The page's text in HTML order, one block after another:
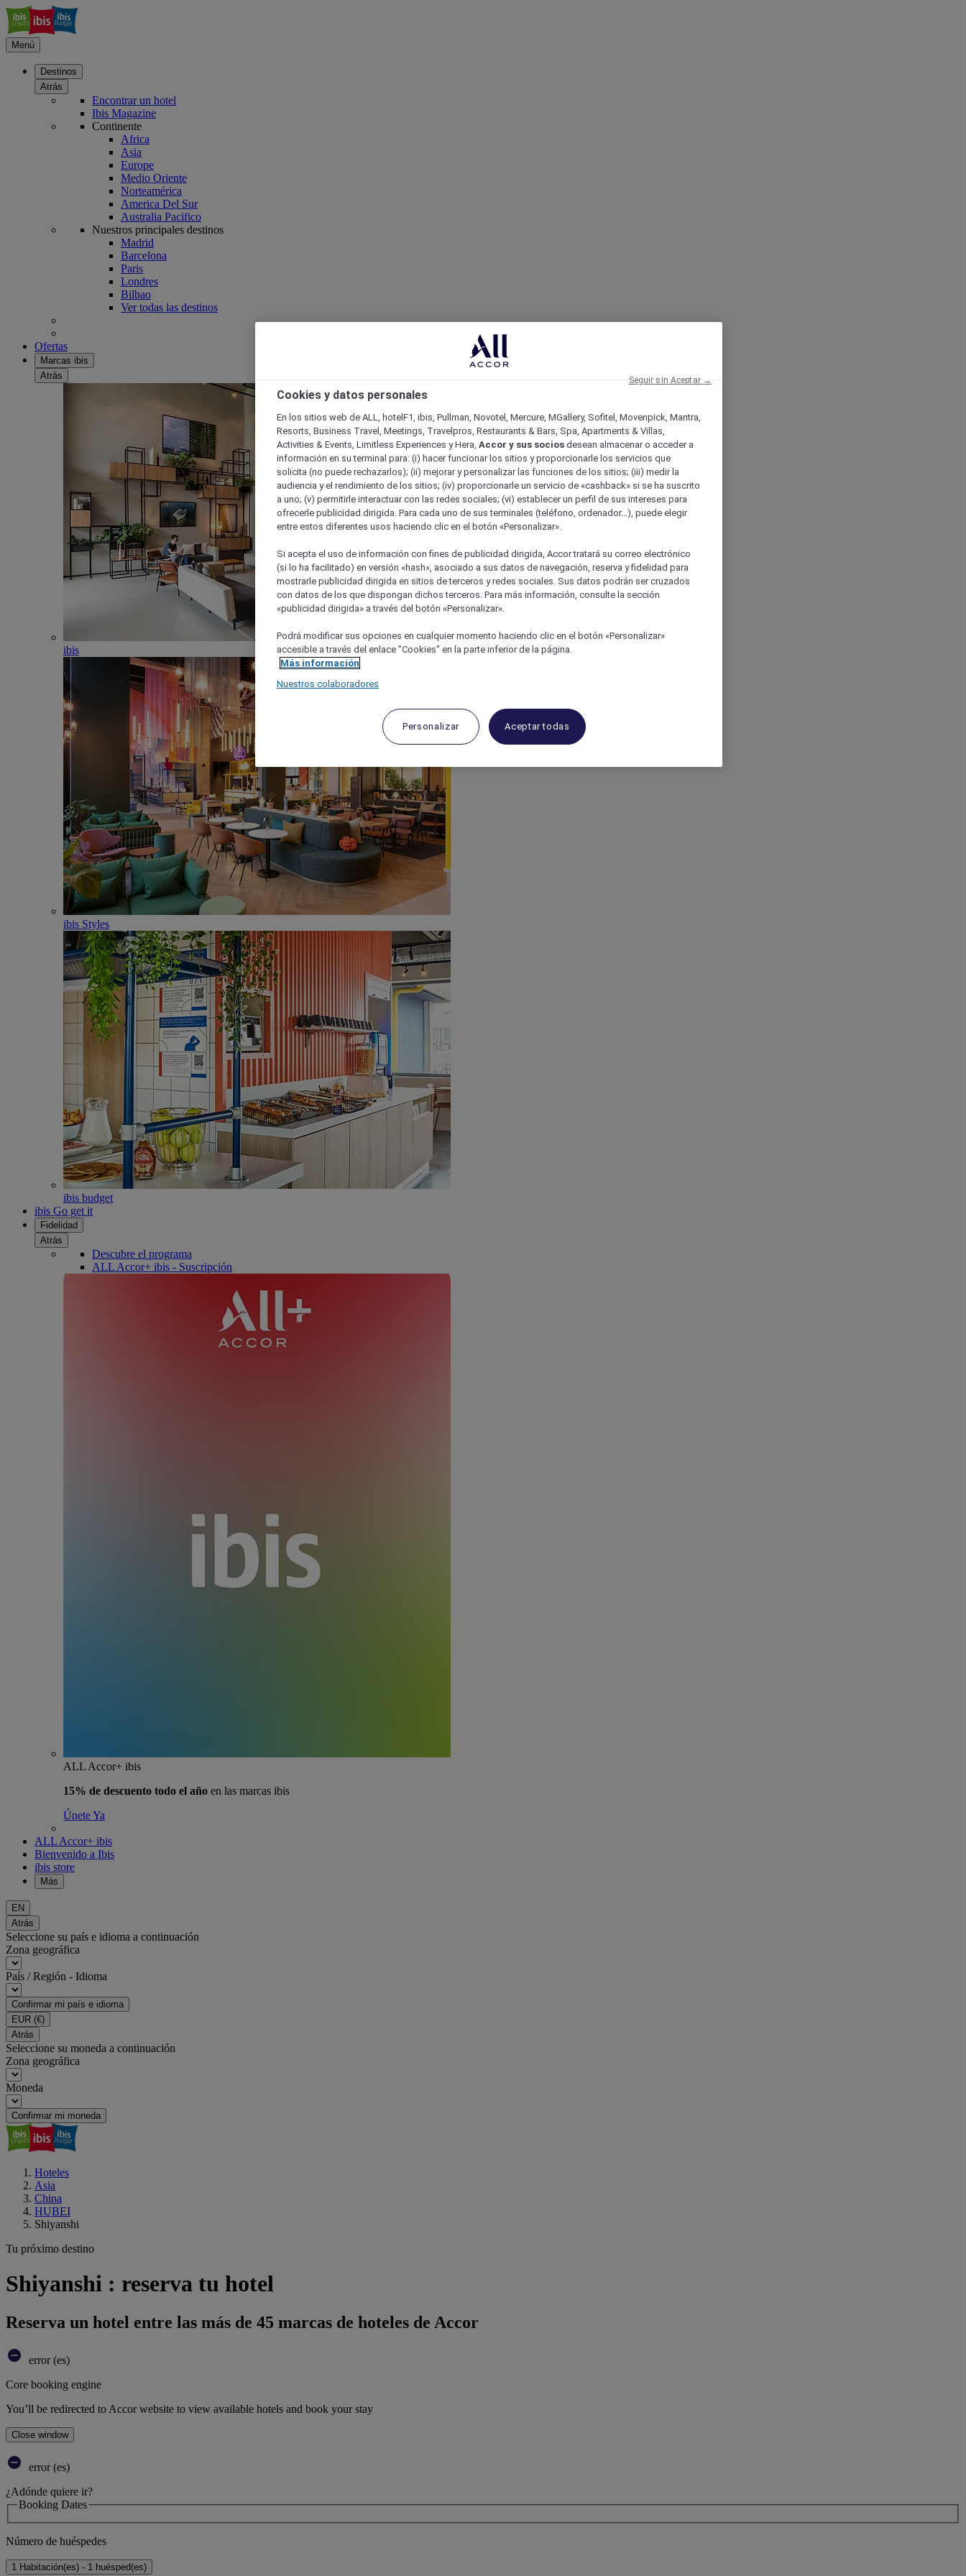
Menú
Destinos
Atrás
Encontrar un hotel
Ibis Magazine
Continente
Africa
Asia
Europe
Medio Oriente
Norteamérica
America Del Sur
Australia Pacifico
Nuestros principales destinos
Madrid
Barcelona
Paris
Londres
Bilbao
Ver todas las destinos
Ofertas
Marcas ibis
Atrás
ibis
ibis Styles
ibis budget
ibis Go get it
Fidelidad
Atrás
Descubre el programa
ALL Accor+ ibis - Suscripción
ALL Accor+ ibis
15% de descuento todo el año en las marcas ibis
Únete Ya
ALL Accor+ ibis
Bienvenido a Ibis
ibis store
Más
EN
Atrás
Seleccione su país e idioma a continuación
Zona geográfica
País / Región - Idioma
Confirmar mi país e idioma
EUR (€)
Atrás
Seleccione su moneda a continuación
Zona geográfica
Moneda
Confirmar mi moneda
Hoteles
Asia
China
HUBEI
Shiyanshi
Tu próximo destino
Shiyanshi : reserva tu hotel
Reserva un hotel entre las más de 45 marcas de hoteles de Accor
error (es)
Core booking engine
You’ll be redirected to Accor website to view available hotels and book your stay
Close window
error (es)
¿Adónde quiere ir?
Booking Dates
Número de huéspedes
1 Habitación(es) - 1 huésped(es)
Cookies y datos personales
En los sitios web de ALL, hotelF1, ibis, Pullman, Novotel, Mercure, MGallery, Sofitel, Movenpick, Mantra,
Resorts, Business Travel, Meetings, Travelpros, Restaurants & Bars, Spa, Apartments & Villas,
Activities & Events, Limitless Experiences y Hera, Accor y sus socios desean almacenar o acceder a
información en su terminal para: (i) hacer funcionar los sitios y proporcionarle los servicios que
solicita (no puede rechazarlos); (ii) mejorar y personalizar las funciones de los sitios; (iii) medir la
audiencia y el rendimiento de los sitios; (iv) proporcionarle un servicio de «cashback» si se ha suscrito
a uno; (v) permitirle interactuar con las redes sociales; (vi) establecer un perfil de sus intereses para
ofrecerle publicidad dirigida. Para cada uno de sus terminales (teléfono, ordenador...), puede elegir
entre estos diferentes usos haciendo clic en el botón «Personalizar».
Si acepta el uso de información con fines de publicidad dirigida, Accor tratará su correo electrónico
(si lo ha facilitado) en versión «hash», asociado a sus datos de navegación, reserva y fidelidad para
mostrarle publicidad dirigida en sitios de terceros y redes sociales. Sus datos podrán ser cruzados
con datos de los que dispongan dichos terceros. Para más información, consulte la sección
«publicidad dirigida» a través del botón «Personalizar».
Podrá modificar sus opciones en cualquier momento haciendo clic en el botón «Personalizar»
accesible a través del enlace "Cookies" en la parte inferior de la página.
Más información
Nuestros colaboradores
Personalizar Aceptar todas
Seguir sin Aceptar →